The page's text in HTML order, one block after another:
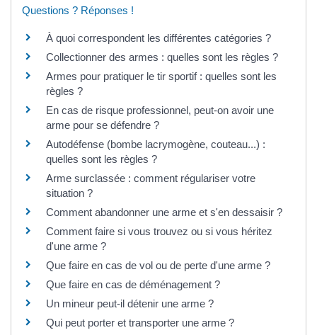
Questions ? Réponses !
À quoi correspondent les différentes catégories ?
Collectionner des armes : quelles sont les règles ?
Armes pour pratiquer le tir sportif : quelles sont les
règles ?
En cas de risque professionnel, peut-on avoir une
arme pour se défendre ?
Autodéfense (bombe lacrymogène, couteau...) :
quelles sont les règles ?
Arme surclassée : comment régulariser votre
situation ?
Comment abandonner une arme et s'en dessaisir ?
Comment faire si vous trouvez ou si vous héritez
d'une arme ?
Que faire en cas de vol ou de perte d'une arme ?
Que faire en cas de déménagement ?
Un mineur peut-il détenir une arme ?
Qui peut porter et transporter une arme ?